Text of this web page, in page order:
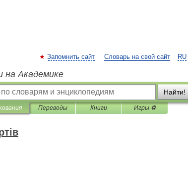
RU
Запомнить сайт Словарь на свой сайт
на Академике
Найти!
Переводы Книги Игры ⚽